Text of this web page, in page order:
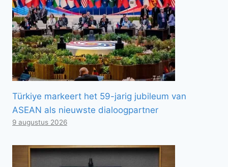
Türkiye markeert het 59-jarig jubileum van
ASEAN als nieuwste dialoogpartner
9 augustus 2026